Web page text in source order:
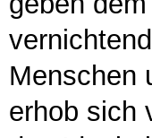
Menschen
erhob sich